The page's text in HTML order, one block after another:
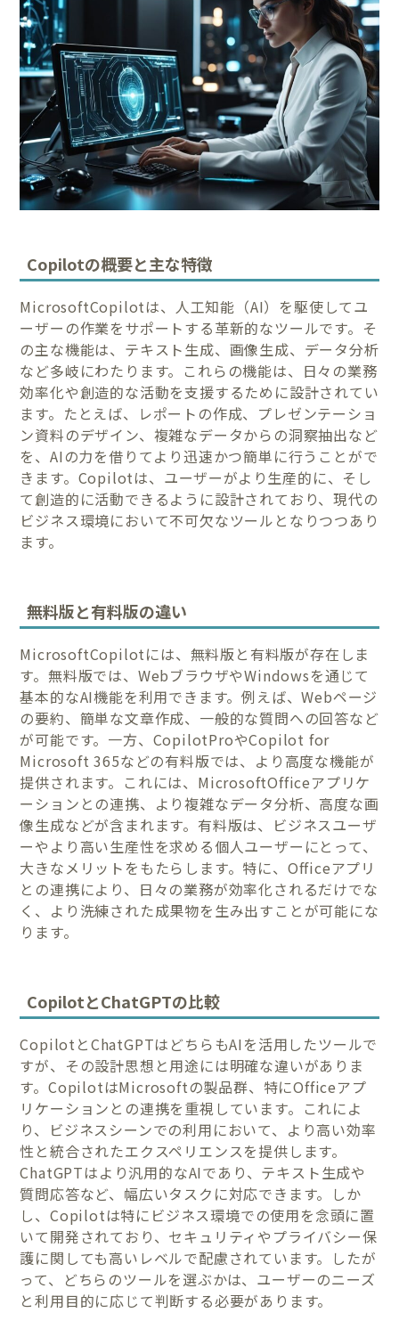
Copilotの概要と主な特徴
MicrosoftCopilotは、人工知能（AI）を駆使してユ
ーザーの作業をサポートする革新的なツールです。そ
の主な機能は、テキスト生成、画像生成、データ分析
など多岐にわたります。これらの機能は、日々の業務
効率化や創造的な活動を支援するために設計されてい
ます。たとえば、レポートの作成、プレゼンテーショ
ン資料のデザイン、複雑なデータからの洞察抽出など
を、AIの力を借りてより迅速かつ簡単に行うことがで
きます。Copilotは、ユーザーがより生産的に、そし
て創造的に活動できるように設計されており、現代の
ビジネス環境において不可欠なツールとなりつつあり
ます。
無料版と有料版の違い
MicrosoftCopilotには、無料版と有料版が存在しま
す。無料版では、WebブラウザやWindowsを通じて
基本的なAI機能を利用できます。例えば、Webページ
の要約、簡単な文章作成、一般的な質問への回答など
が可能です。一方、CopilotProやCopilot for
Microsoft 365などの有料版では、より高度な機能が
提供されます。これには、MicrosoftOfficeアプリケ
ーションとの連携、より複雑なデータ分析、高度な画
像生成などが含まれます。有料版は、ビジネスユーザ
ーやより高い生産性を求める個人ユーザーにとって、
大きなメリットをもたらします。特に、Officeアプリ
との連携により、日々の業務が効率化されるだけでな
く、より洗練された成果物を生み出すことが可能にな
ります。
CopilotとChatGPTの比較
CopilotとChatGPTはどちらもAIを活用したツールで
すが、その設計思想と用途には明確な違いがありま
す。CopilotはMicrosoftの製品群、特にOfficeアプ
リケーションとの連携を重視しています。これによ
り、ビジネスシーンでの利用において、より高い効率
性と統合されたエクスペリエンスを提供します。
ChatGPTはより汎用的なAIであり、テキスト生成や
質問応答など、幅広いタスクに対応できます。しか
し、Copilotは特にビジネス環境での使用を念頭に置
いて開発されており、セキュリティやプライバシー保
護に関しても高いレベルで配慮されています。したが
って、どちらのツールを選ぶかは、ユーザーのニーズ
と利用目的に応じて判断する必要があります。